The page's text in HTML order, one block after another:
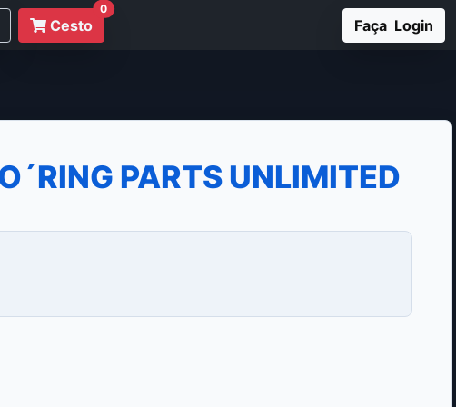
Cesto
0
Faça Login
PARTS UNLIMITED